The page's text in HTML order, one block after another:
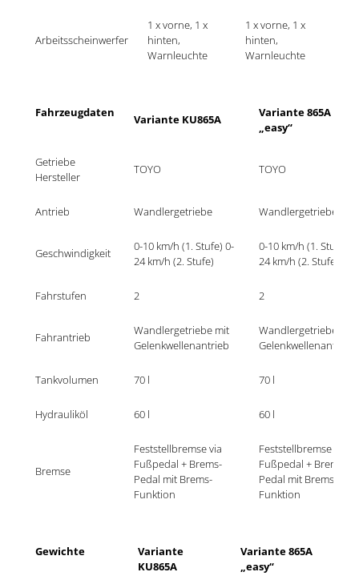
Arbeitsscheinwerfer
1 x vorne, 1 x
hinten,
Warnleuchte
1 x vorne, 1 x
hinten,
Warnleuchte
Fahrzeugdaten Variante KU865A
Variante 865A
„easy“
Getriebe
Hersteller
Antrieb
Geschwindigkeit
0-10 km/h (1. Stufe) 0-
24 km/h (2. Stufe)
0-10 km/h (1. Stufe) 0-
24 km/h (2. Stufe)
Fahrstufen 2 2
Fahrantrieb
Wandlergetriebe mit
Wandlergetriebe mit
Tankvolumen
Hydrauliköl
Bremse
Feststellbremse via
Fußpedal + Brems-
Pedal mit Brems-
Feststellbremse via
Fußpedal + Brems-
Pedal mit Brems-
Gewichte
Variante
KU865A
Variante 865A
„easy“